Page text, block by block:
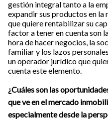
gestión integral tanto a la
expandir sus productos en
que quiere rentabilizar su
factor a tener en cuenta son
hora de hacer negocios, la
familiar y los lazos
un operador jurídico que
cuenta este elemento.
¿Cuáles son las
que ve en el mercado
especialmente desde la